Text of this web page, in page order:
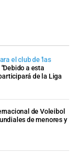
el club de 'las
a esta
de la Liga
de Voleibol
de menores y